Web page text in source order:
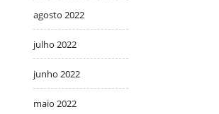
agosto 2022
julho 2022
junho 2022
maio 2022